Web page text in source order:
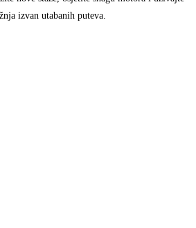
izvan utabanih puteva.